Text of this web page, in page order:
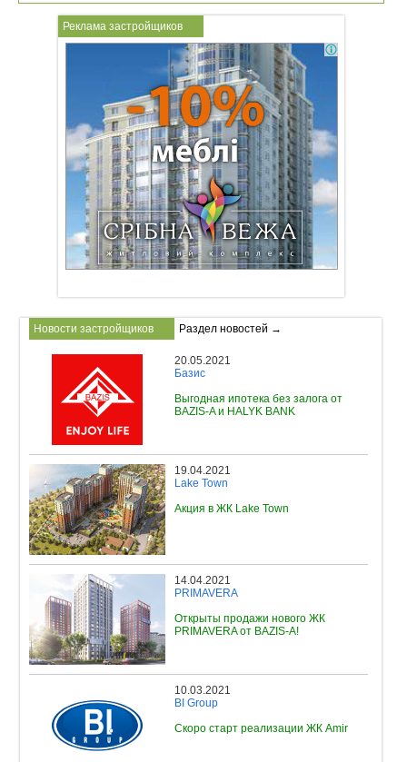
Реклама застройщиков
Новости застройщиков Раздел новостей →
20.05.2021
Базис
Выгодная ипотека без залога от
BAZIS-A и HALYK BANK
19.04.2021
Lake Town
Акция в ЖК Lake Town
14.04.2021
PRIMAVERA
Открыты продажи нового ЖК
PRIMAVERA от BAZIS-A!
10.03.2021
BI Group
Скоро старт реализации ЖК Amir